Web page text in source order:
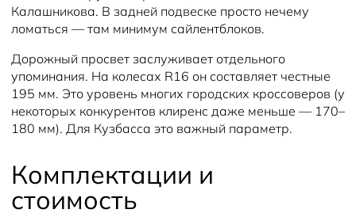
Калашникова. В задней подвеске просто нечему
ломаться — там минимум сайлентблоков.
Дорожный просвет заслуживает отдельного
упоминания. На колесах R16 он составляет честные
195 мм. Это уровень многих городских кроссоверов (у
некоторых конкурентов клиренс даже меньше — 170–
180 мм). Для Кузбасса это важный параметр.
Комплектации и
стоимость